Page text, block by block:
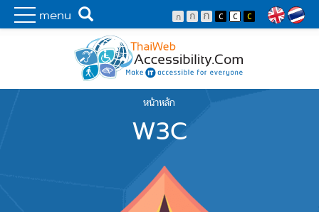
menu
Skip to main content
พัฒนาเว็บไซต์ที่ทุกคนเข้าถึงได้ที่แรก
Search
หน้าหลัก
W3C